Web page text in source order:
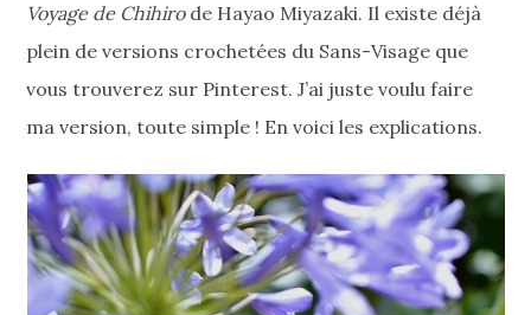
Voyage de Chihirode Hayao Miyazaki. Il existe déjà
plein de versions crochetées du Sans-Visage que
vous trouverez sur Pinterest. J’ai juste voulu faire
ma version, toute simple ! En voici les explications.